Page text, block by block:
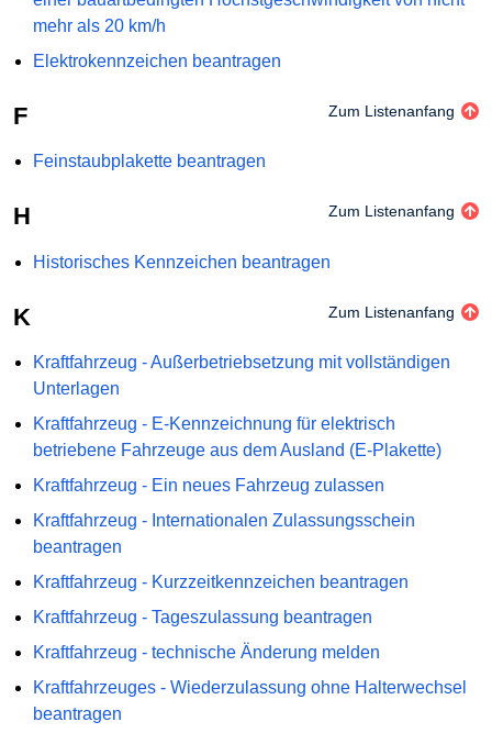
mehr als 20 km/h
Elektrokennzeichen beantragen
F Zum Listenanfang
Feinstaubplakette beantragen
H Zum Listenanfang
Historisches Kennzeichen beantragen
K Zum Listenanfang
Kraftfahrzeug - Außerbetriebsetzung mit vollständigen
Unterlagen
Kraftfahrzeug - E-Kennzeichnung für elektrisch
betriebene Fahrzeuge aus dem Ausland (E-Plakette)
Kraftfahrzeug - Ein neues Fahrzeug zulassen
Kraftfahrzeug - Internationalen Zulassungsschein
beantragen
Kraftfahrzeug - Kurzzeitkennzeichen beantragen
Kraftfahrzeug - Tageszulassung beantragen
Kraftfahrzeug - technische Änderung melden
Kraftfahrzeuges - Wiederzulassung ohne Halterwechsel
beantragen